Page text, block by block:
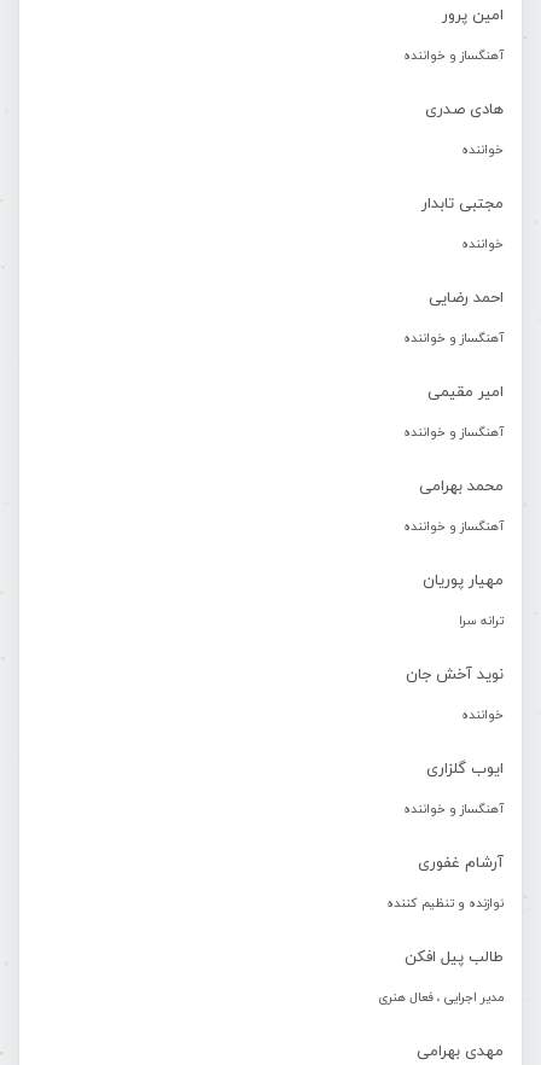
امین پرور
آهنگساز و خواننده
هادی صدری
خواننده
مجتبی تابدار
خواننده
احمد رضایی
آهنگساز و خواننده
امیر مقیمی
آهنگساز و خواننده
محمد بهرامی
آهنگساز و خواننده
مهیار پوریان
ترانه سرا
نوید آخش جان
خواننده
ایوب گلزاری
آهنگساز و خواننده
آرشام غفوری
نوازنده و تنظیم کننده
طالب پیل افکن
مدیر اجرایی ، فعال هنری
مهدی بهرامی